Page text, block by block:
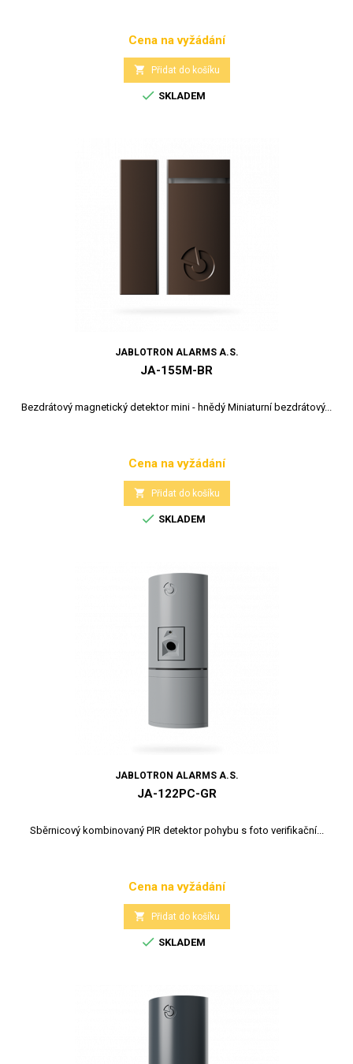
Cena
Cena na vyžádání
 Přidat do košíku
 SKLADEM
JABLOTRON ALARMS A.S.
JA-155M-BR
Bezdrátový magnetický detektor mini - hnědý Miniaturní bezdrátový...
Cena
Cena na vyžádání
 Přidat do košíku
 SKLADEM
JABLOTRON ALARMS A.S.
JA-122PC-GR
Sběrnicový kombinovaný PIR detektor pohybu s foto verifikační...
Cena
Cena na vyžádání
 Přidat do košíku
 SKLADEM